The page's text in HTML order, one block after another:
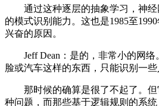
通过这种逐层的抽象学习，神经
的模式识别能力。这也是1985至
兴奋的原因。
Jeff Dean：是的，非常小的网络
脸或汽车这样的东西，只能识别一些
那时候的确算是很了不起了。但
种问题，而那些基于逻辑规则的系